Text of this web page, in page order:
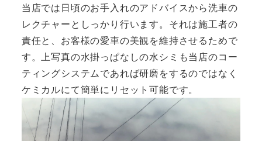
当店では日頃のお手入れのアドバイスから洗車の
レクチャーとしっかり行います。それは施工者の
責任と、お客様の愛車の美観を維持させるためで
す。上写真の水掛っぱなしの水シミも当店のコー
ティングシステムであれば研磨をするのではなく
ケミカルにて簡単にリセット可能です。